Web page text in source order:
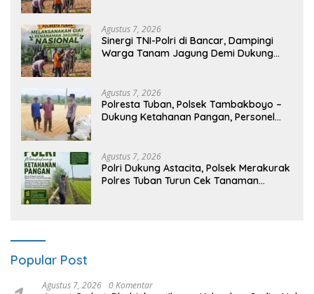
Agustus 7, 2026
Sinergi TNI-Polri di Bancar, Dampingi
Warga Tanam Jagung Demi Dukung
Agustus 7, 2026
Polresta Tuban, Polsek Tambakboyo –
Dukung Ketahanan Pangan, Personel
Agustus 7, 2026
Polri Dukung Astacita, Polsek Merakurak
Polres Tuban Turun Cek Tanaman
Popular Post
Agustus 7, 2026 0 Komentar